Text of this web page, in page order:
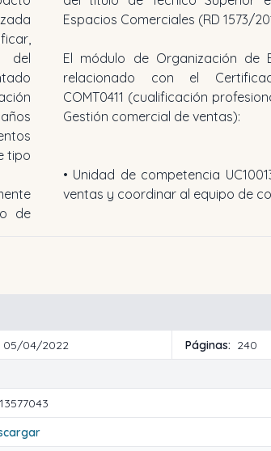
del
tipo
de
Espacios Comerciales (RD 1573/
El módulo de Organización de
relacionado con el
COMT0411 (cualificación
Gestión comercial de ventas):
• Unidad de competencia
ventas y coordinar al equipo de
05/04/2022 Páginas: 240